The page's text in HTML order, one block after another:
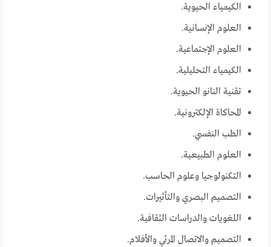
الكيمياء الحيوية.
العلوم الإنسانية.
العلوم الإجتماعية.
الكيمياء التحليلية.
تقنية النانو الحيوية.
المحاكاة الإلكترونية.
الطب النفسي.
العلوم الطبيعية.
التكنولوجيا وعلوم الحاسب.
التصميم البصري والتأثيرات.
اللغويات والدراسات الثقافية.
التصميم والاتصال المرئي والأفلام.